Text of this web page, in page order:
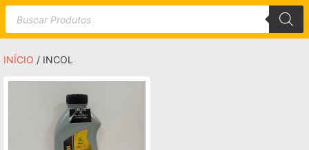
INÍCIO / INCOL